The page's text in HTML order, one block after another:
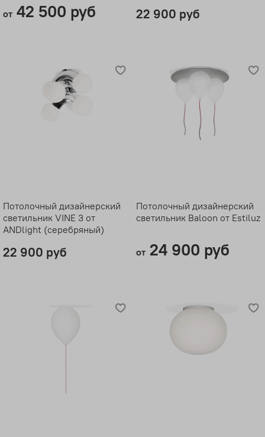
от42 500 руб 22 900 руб
Потолочный дизайнерский
светильник VINE 3 от
ANDlight (серебряный)
22 900 руб
Потолочный дизайнерский
светильник Baloon от Estiluz
от24 900 руб